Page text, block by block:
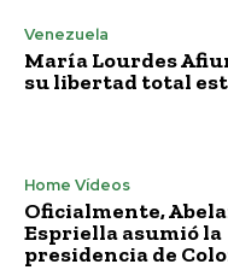
Venezuela
María Lourdes
su libertad total
Home Vídeos
Oficialmente,
Espriella asumió la
presidencia de